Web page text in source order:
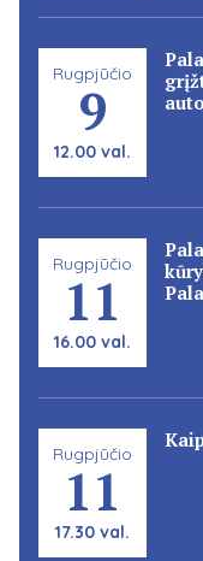
Rugpjūčio
9
12.00 val.
Rugpjūčio
11
16.00 val.
Rugpjūčio
11
17.30 val.